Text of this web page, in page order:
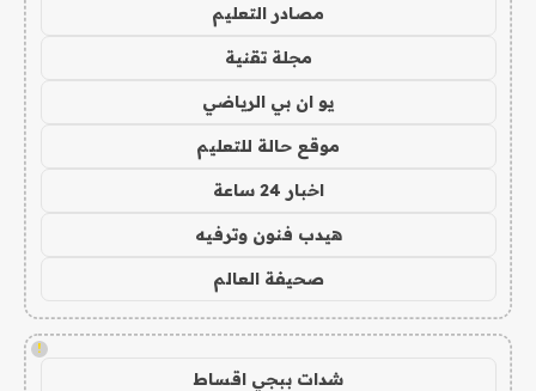
مصادر التعليم
مجلة تقنية
يو ان بي الرياضي
موقع حالة للتعليم
اخبار 24 ساعة
هيدب فنون وترفيه
صحيفة العالم
!
شدات ببجي اقساط